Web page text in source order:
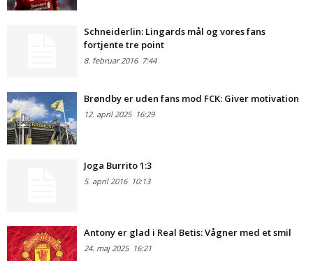
Schneiderlin: Lingards mål og vores fans
fortjente tre point
8. februar 20167:44
Brøndby er uden fans mod FCK: Giver motivation
12. april 202516:29
Joga Burrito 1:3
5. april 201610:13
Antony er glad i Real Betis: Vågner med et smil
24. maj 202516:21